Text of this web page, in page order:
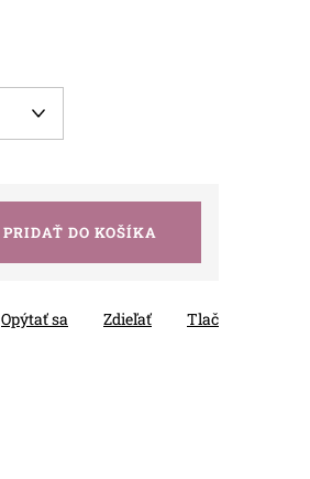
PRIDAŤ DO KOŠÍKA
Tlač
Opýtať sa Zdieľať